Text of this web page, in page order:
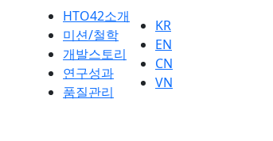
HTO42소개
미션/철학
개발스토리
연구성과
품질관리
KR
EN
CN
VN